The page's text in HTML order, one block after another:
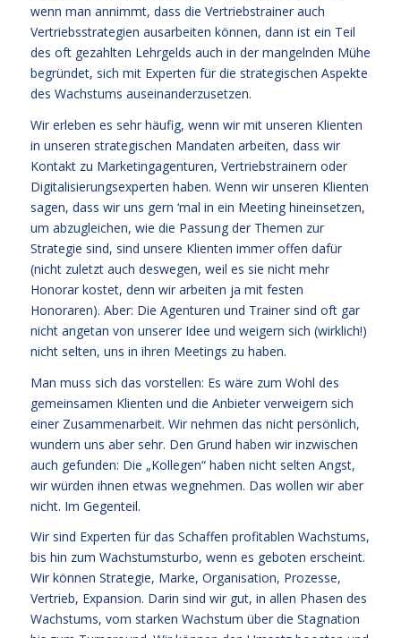
wenn man annimmt, dass die Vertriebstrainer auch
Vertriebsstrategien ausarbeiten können, dann ist ein Teil
des oft gezahlten Lehrgelds auch in der mangelnden Mühe
begründet, sich mit Experten für die strategischen Aspekte
des Wachstums auseinanderzusetzen.
Wir erleben es sehr häufig, wenn wir mit unseren Klienten
in unseren strategischen Mandaten arbeiten, dass wir
Kontakt zu Marketingagenturen, Vertriebstrainern oder
Digitalisierungsexperten haben. Wenn wir unseren Klienten
sagen, dass wir uns gern ‘mal in ein Meeting hineinsetzen,
um abzugleichen, wie die Passung der Themen zur
Strategie sind, sind unsere Klienten immer offen dafür
(nicht zuletzt auch deswegen, weil es sie nicht mehr
Honorar kostet, denn wir arbeiten ja mit festen
Honoraren). Aber: Die Agenturen und Trainer sind oft gar
nicht angetan von unserer Idee und weigern sich (wirklich!)
nicht selten, uns in ihren Meetings zu haben.
Man muss sich das vorstellen: Es wäre zum Wohl des
gemeinsamen Klienten und die Anbieter verweigern sich
einer Zusammenarbeit. Wir nehmen das nicht persönlich,
wundern uns aber sehr. Den Grund haben wir inzwischen
auch gefunden: Die „Kollegen“ haben nicht selten Angst,
wir würden ihnen etwas wegnehmen. Das wollen wir aber
nicht. Im Gegenteil.
Wir sind Experten für das Schaffen profitablen Wachstums,
bis hin zum Wachstumsturbo, wenn es geboten erscheint.
Wir können Strategie, Marke, Organisation, Prozesse,
Vertrieb, Expansion. Darin sind wir gut, in allen Phasen des
Wachstums, vom starken Wachstum über die Stagnation